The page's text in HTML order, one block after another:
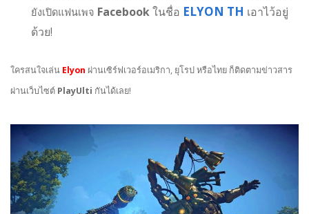
ยังเปิดแฟนเพจ Facebookในชื่อ ELYON TH เอาไว้อยู่
ด้วย!
ใครสนใจเล่น Elyon ผ่านเซิร์ฟเวอร์อเมริกา, ยุโรป หรือไทย ก็ติดตามข่าวสาร
ผ่านเว็บไซต์ PlayUlti กันได้เลย!